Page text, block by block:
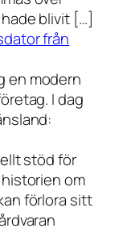
blivit […]
från
en modern
I dag
stöd för
om
förlora sitt